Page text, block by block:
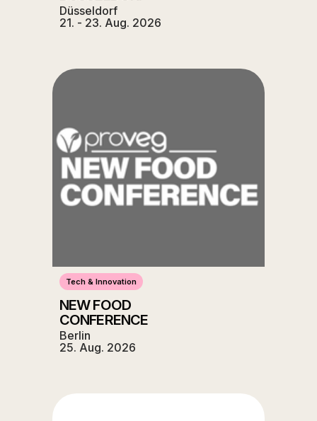
Düsseldorf
21. - 23. Aug. 2026
Tech & Innovation
NEW FOOD
CONFERENCE
Berlin
25. Aug. 2026